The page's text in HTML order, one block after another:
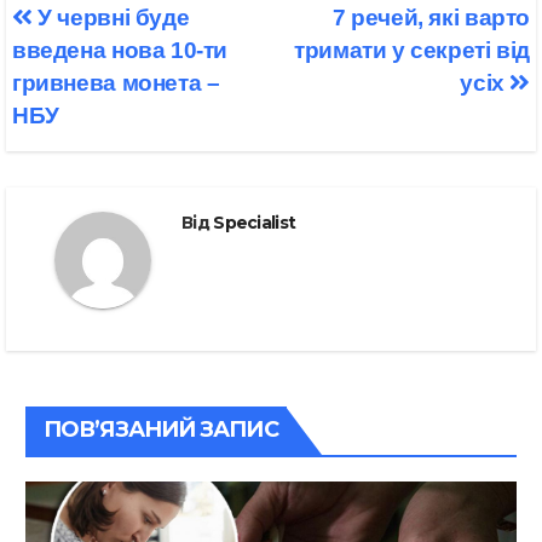
Навігація
записів
7 речей, які варто
тримати у секреті від
усіх
У червні буде
введена нова 10-ти
гривнева монета –
НБУ
ВідSpecialist
ПОВ’ЯЗАНИЙ ЗАПИС